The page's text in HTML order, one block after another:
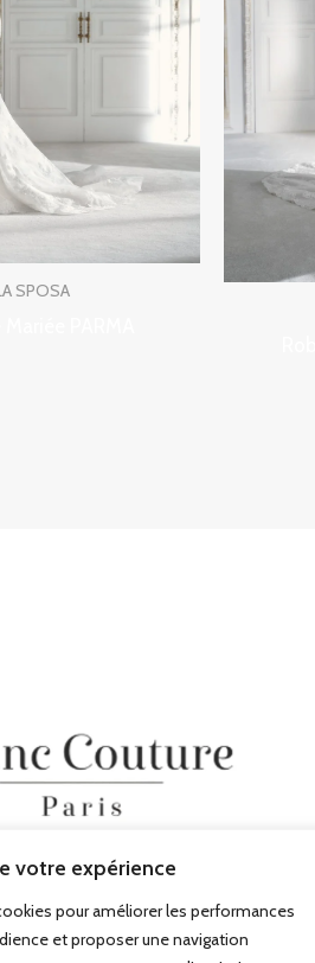
votre expérience
pour améliorer les performances
et proposer une navigation
SPOSA